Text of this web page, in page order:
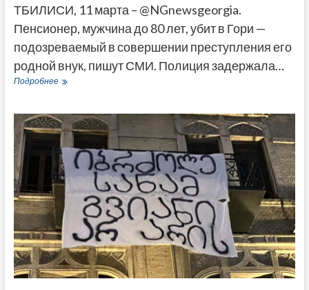
ТБИЛИСИ, 11 марта – @NGnewsgeorgia.
Пенсионер, мужчина до 80 лет, убит в Гори —
подозреваемый в совершении преступления его
родной внук, пишут СМИ. Полиция задержала…
ПодробнееВнук
в
Гори
полиция
задержала
обвиняемого